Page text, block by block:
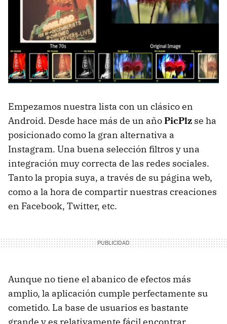
Empezamos nuestra lista con un clásico en
Android. Desde hace más de un añoPicPlz se ha
posicionado como la gran alternativa a
Instagram. Una buena selección filtros y una
integración muy correcta de las redes sociales.
Tanto la propia suya, a través de su página web,
como a la hora de compartir nuestras creaciones
en Facebook, Twitter, etc.
Aunque no tiene el abanico de efectos más
amplio, la aplicación cumple perfectamente su
cometido. La base de usuarios es bastante